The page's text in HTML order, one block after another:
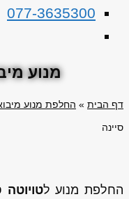
077-3635300
מנוע
דף הבית » החלפת מנוע
סיינה
החלפת מנוע לטויוטה